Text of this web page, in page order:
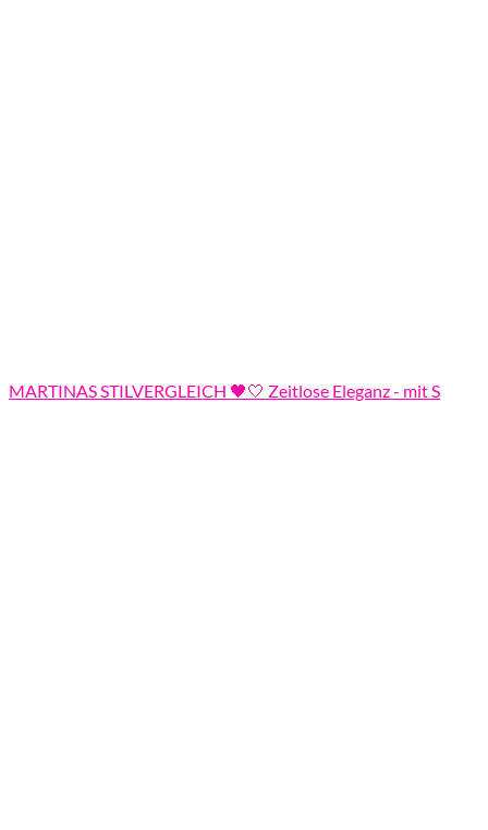
MARTINAS STILVERGLEICH 🖤🤍 Zeitlose Eleganz - mit S